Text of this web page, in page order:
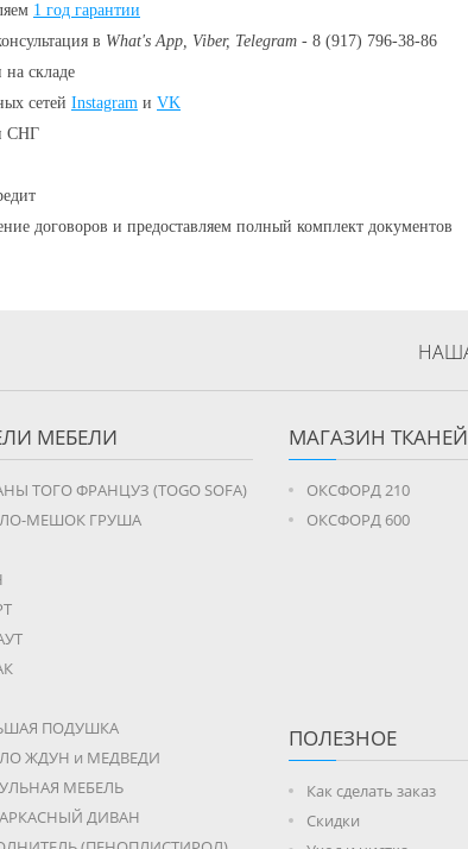
1 год гарантии
в What's App, Viber, Telegram - 8 (917) 796-38-86
на складе
сетей Instagram и VK
СНГ
договоров и предоставляем полный комплект документов
МЕБЕЛИ
ТОГО ФРАНЦУЗ (TOGO SOFA)
МЕШОК ГРУША
ПОДУШКА
ЖДУН и МЕДВЕДИ
МЕБЕЛЬ
ДИВАН
МАГАЗИН ТКАНЕЙ
ОКСФОРД 210
ОКСФОРД 600
ПОЛЕЗНОЕ
Как сделать заказ
Скидки